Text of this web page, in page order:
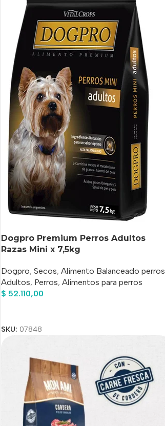
Dogpro Premium Perros Adultos
Razas Mini x 7,5kg
Dogpro, Secos, Alimento Balanceado perros
Adultos, Perros, Alimentos para perros
$ 52.110,00
SKU: 07848